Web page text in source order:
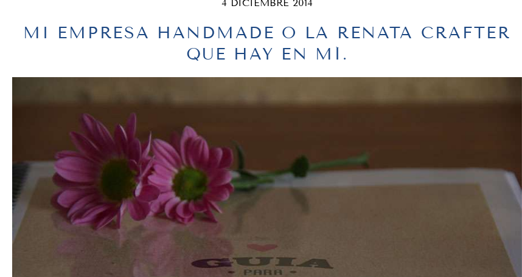
4 DICIEMBRE 2014
MI EMPRESA HANDMADE O LA RENATA CRAFTER
QUE HAY EN MÍ.